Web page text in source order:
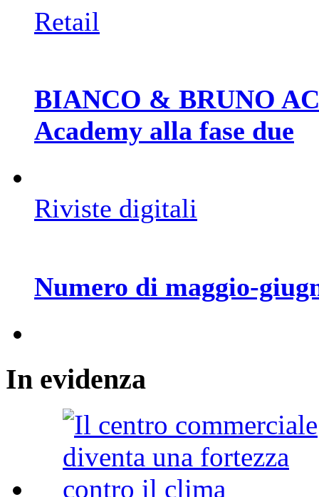
Retail
BIANCO & BRUNO
Academy alla fase due
Riviste digitali
Numero di maggio-
In evidenza